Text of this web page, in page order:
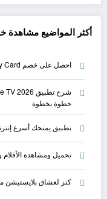
أكثر المواضيع مشاهدة
احصل على خصم RedotPay Card كوبونات حصرية
خطوة بخطوة
تطبيق يمنحك أسرع
تحميل ومشاهدة الأفلام
كنز لعشاق بلايستيشن